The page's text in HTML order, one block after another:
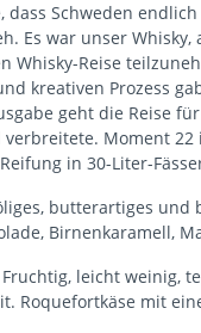
dass Schweden
Es war unser
Whisky-Reise
kreativen Prozess
geht die Reise
verbreitete. Moment
in 30-Liter-
butterartiges und
Birnenkaramell,
Fruchtig, leicht weinig,
Roquefortkäse mit